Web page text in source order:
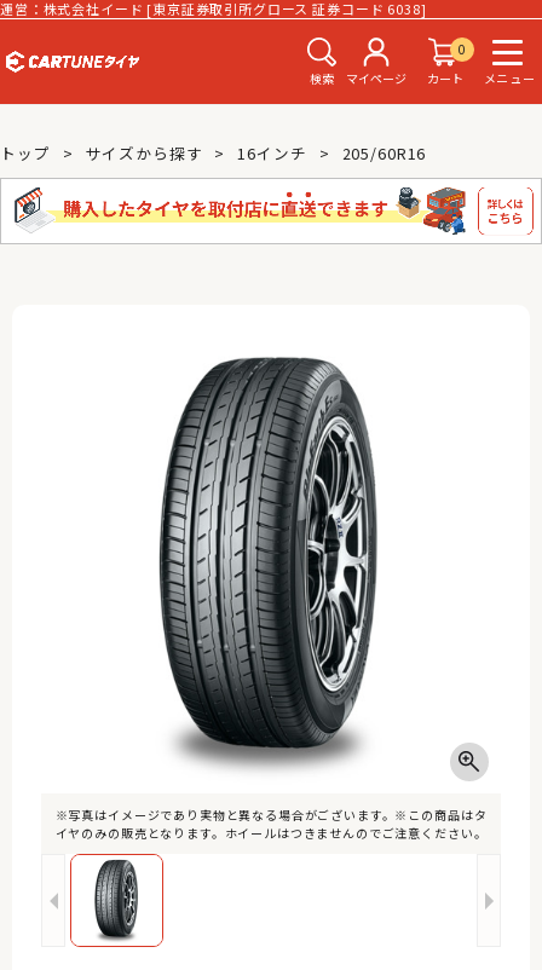
運営：株式会社イード [東京証券取引所グロース 証券コード 6038]
検索 マイページ
0
カート
メニュー
トップ サイズから探す 16インチ 205/60R16
※写真はイメージであり実物と異なる場合がございます。※この商品はタ
イヤのみの販売となります。ホイールはつきませんのでご注意ください。